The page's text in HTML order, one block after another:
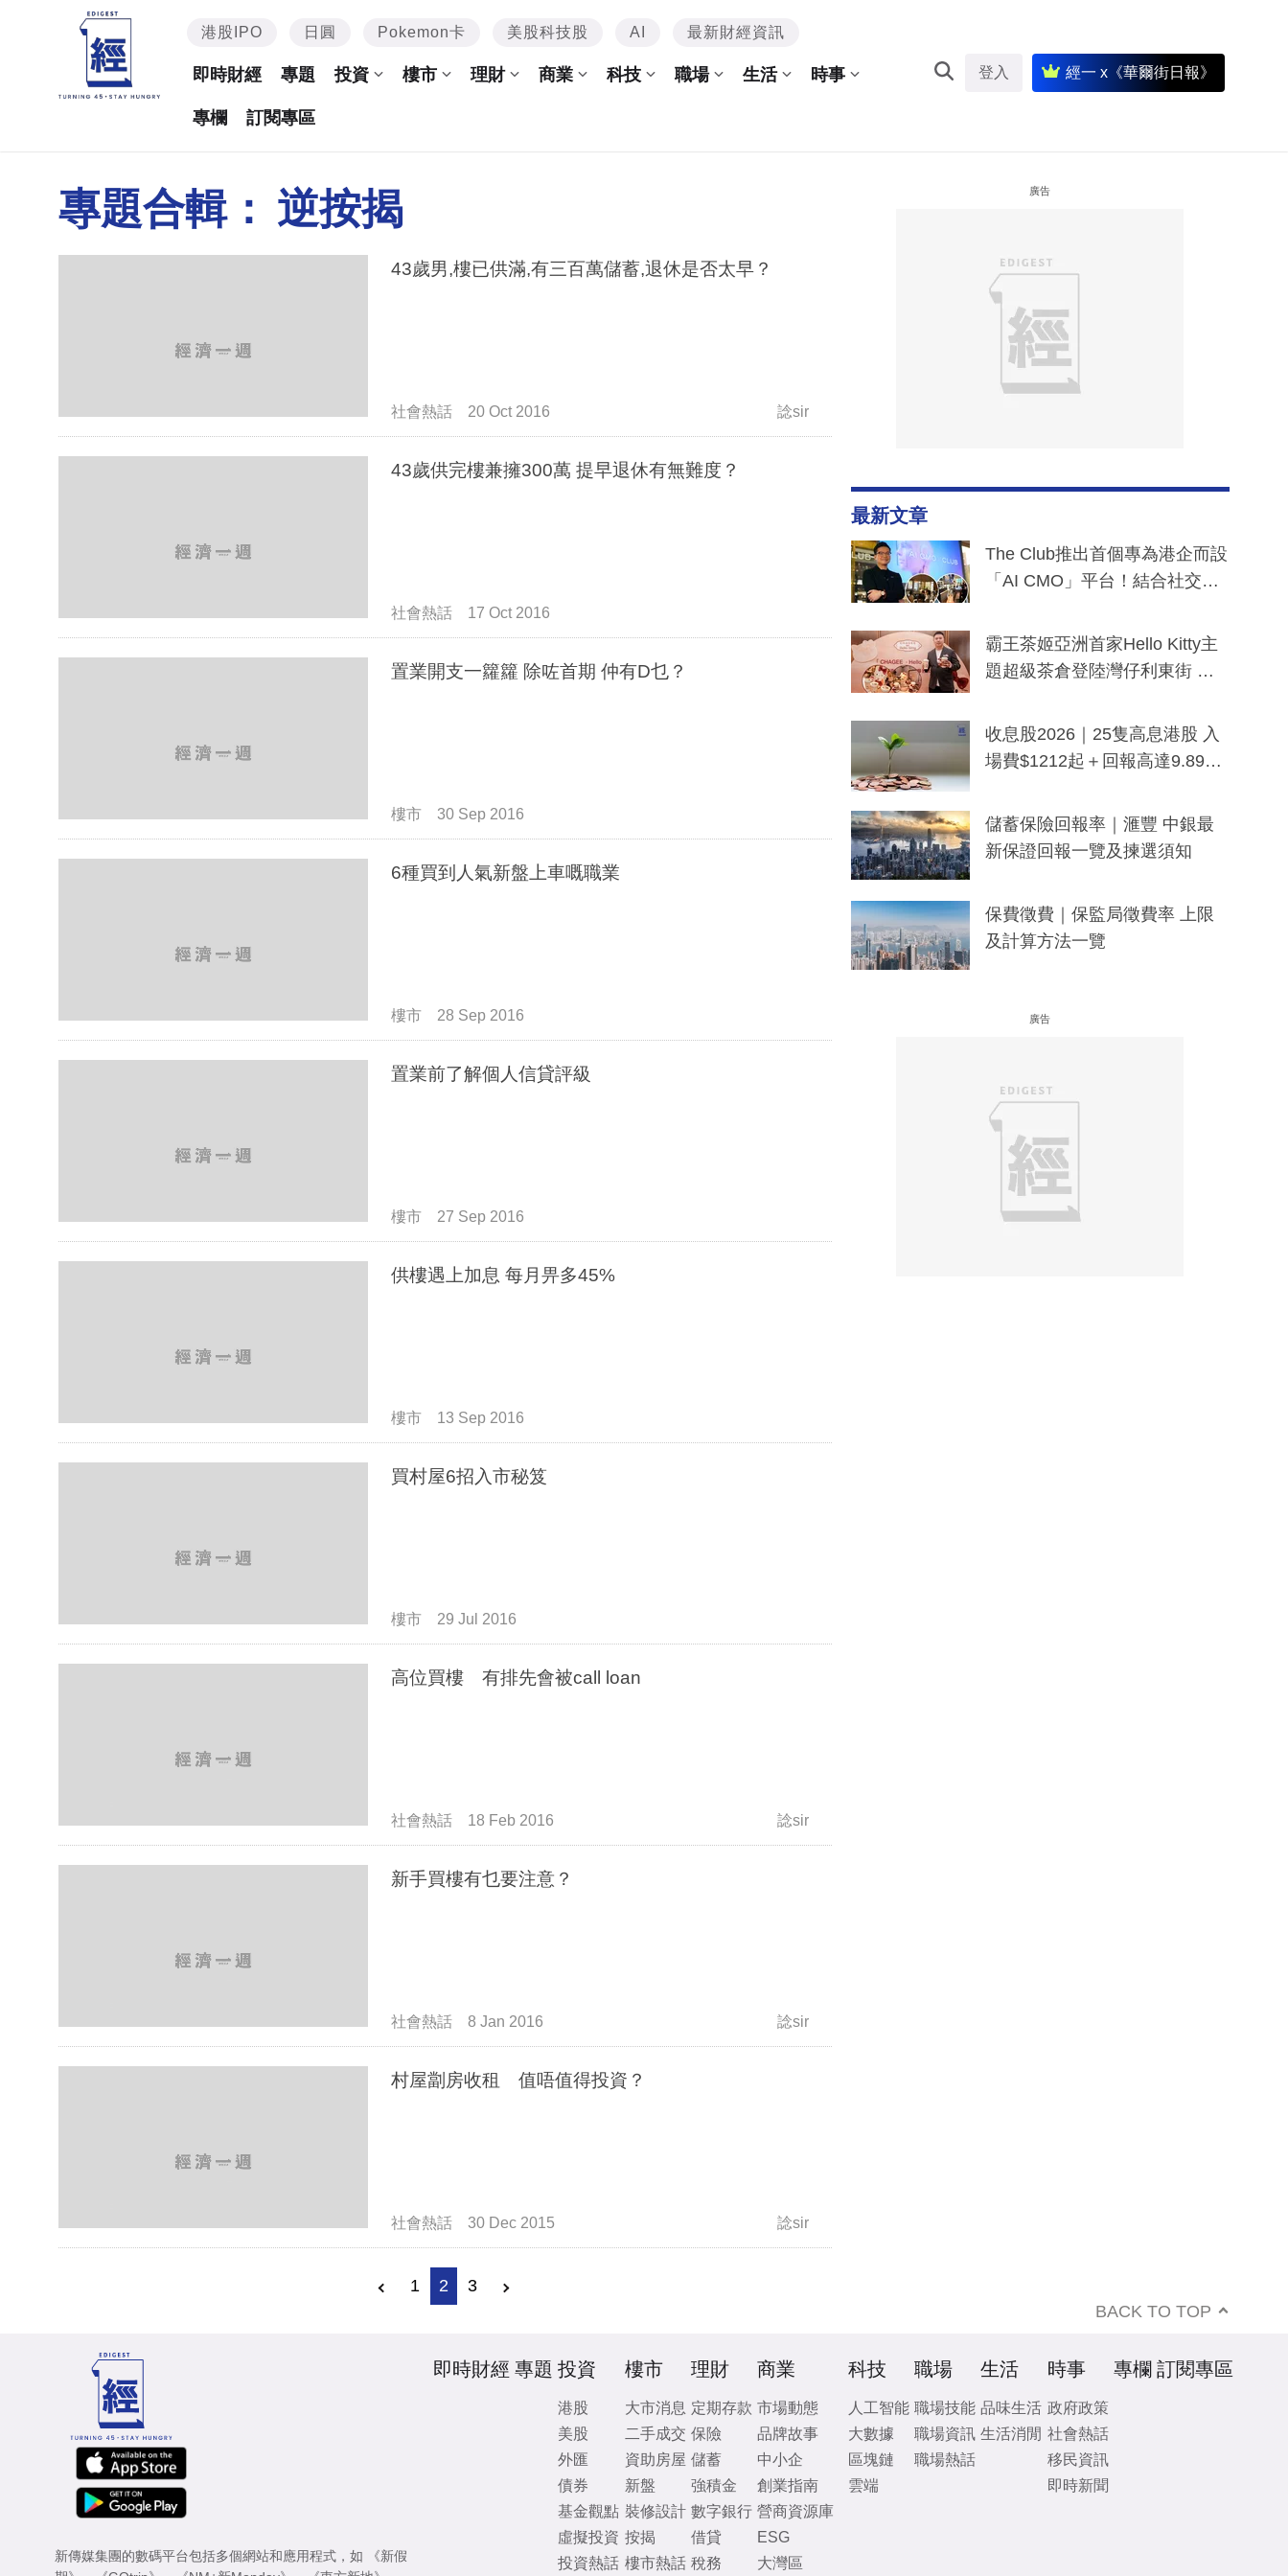
港股IPO 日圓 Pokemon卡 美股科技股 AI 最新財經資訊
即時財經 專題 投資 樓市 理財 商業 科技 職場 生活 時事
專欄 訂閱專區
登入 經一 x《華爾街日報》
專題合輯： 逆按揭
43歲男,樓已供滿,有三百萬儲蓄,退休是否太早？
社會熱話 20 Oct 2016 諗sir
43歲供完樓兼擁300萬 提早退休有無難度？
社會熱話 17 Oct 2016
置業開支一籮籮 除咗首期 仲有D乜？
樓市 30 Sep 2016
6種買到人氣新盤上車嘅職業
樓市 28 Sep 2016
置業前了解個人信貸評級
樓市 27 Sep 2016
供樓遇上加息 每月畀多45%
樓市 13 Sep 2016
買村屋6招入市秘笈
樓市 29 Jul 2016
高位買樓 有排先會被call loan
社會熱話 18 Feb 2016 諗sir
新手買樓有乜要注意？
社會熱話 8 Jan 2016 諗sir
村屋劏房收租 值唔值得投資？
社會熱話 30 Dec 2015 諗sir
1 2 3
廣告
最新文章
The Club推出首個專為港企而設
「AI CMO」平台！結合社交聆
分鐘生成「貼地」宣傳短片
霸王茶姬亞洲首家Hello Kitty主
題超級茶倉登陸灣仔利東街 推
y及香港限定特調系列
收息股2026｜25隻高息港股 入
場費$1212起＋回報高達9.89
儲蓄保險回報率｜滙豐 中銀最
新保證回報一覽及揀選須知
保費徵費｜保監局徵費率 上限
及計算方法一覽
廣告
BACK TO TOP
新傳媒集團的數碼平台包括多個網站和應用程式，如
《新假
即時財經 專題 投資
港股
美股
外匯
債券
基金觀點
虛擬投資
投資熱話
樓市
大市消息
二手成交
資助房屋
新盤
裝修設計
按揭
樓市熱話
理財
定期存款
保險
儲蓄
強積金
數字銀行
借貸
稅務
商業
市場動態
品牌故事
中小企
創業指南
營商資源庫
ESG
大灣區
科技
人工智能
大數據
區塊鏈
雲端
職場
職場技能
職場資訊
職場熱話
生活
品味生活
生活消閒
時事
政府政策
社會熱話
移民資訊
即時新聞
專欄 訂閱專區